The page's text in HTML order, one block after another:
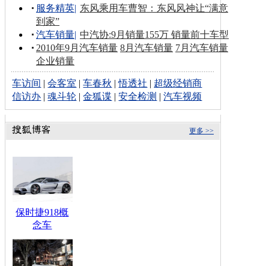
服务精英| 东风乘用车曹智：东风风神让“满意
到家”
汽车销量| 中汽协:9月销量155万 销量前十车型
2010年9月汽车销量 8月汽车销量 7月汽车销量
企业销量
车访间 |会客室 |车春秋 |悟透社 | 超级经销商
信访办 |魂斗轮 |金狐谍 |安全检测 |汽车视频
更多 >>
保时捷918概
念车